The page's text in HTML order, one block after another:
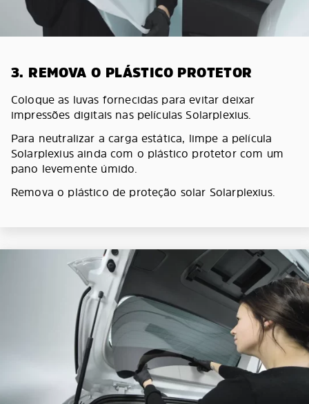
3. REMOVA O PLÁSTICO PROTETOR
Coloque as luvas fornecidas para evitar deixar
impressões digitais nas películas Solarplexius.
Para neutralizar a carga estática, limpe a película
Solarplexius ainda com o plástico protetor com um
pano levemente úmido.
Remova o plástico de proteção solar Solarplexius.